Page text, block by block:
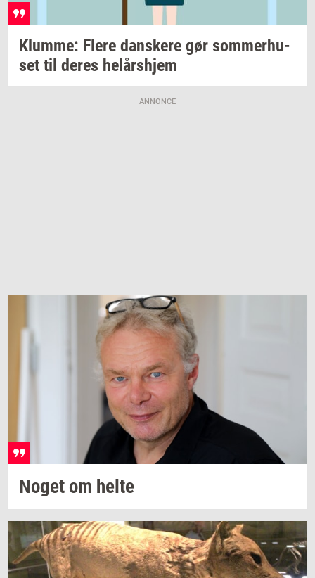
Klum­me: Flere dan­ske­re gør som­mer­hu­
set til deres helårs­hjem
ANNONCE
Noget om helte